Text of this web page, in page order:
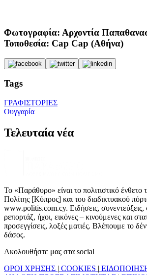
Φωτογραφία: Αρχοντία
Τοποθεσία: Cap Cap (Αθήνα)
Tags
ΓΡΑΦΙΣΤΟΡΙΕΣ
Ουγγαρία
Τελευταία νέα
Το «Παράθυρο» είναι το πολιτιστικό ένθετο
Πολίτης [Κύπρος] και του διαδικτυακού
www.politis.com.cy. Ειδήσεις, συνεντεύξεις,
ρεπορτάζ, ήχοι, εικόνες – κινούμενες και
προσεγγίσεις, λοξές ματιές. Βλέπουμε το
δάσος.
Ακολουθήστε μας στα social
ΟΡΟΙ ΧΡΗΣΗΣ | COOKIES |